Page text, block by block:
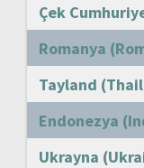
Çek
Romanya
Tayland
Endonezya
Ukrayna